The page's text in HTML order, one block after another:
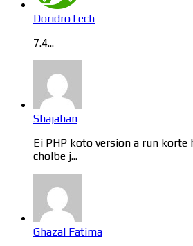
DoridroTech
7.4...
Shajahan
Ei PHP koto version a run korte
cholbe j...
Ghazal Fatima